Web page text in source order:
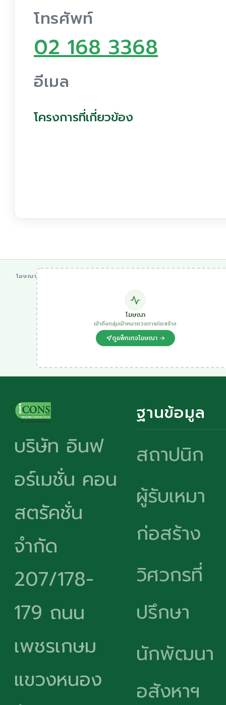
โทรศัพท์
02 168 3368
อีเมล
โครงการที่เกี่ยวข้อง
โฆษณา
โฆษณา
เข้าถึงกลุ่มเป้าหมายวงการก่อสร้าง
ดูแพ็กเกจโฆษณา →
บริษัท อินฟ
อร์เมชั่น คอน
สตรัคชั่น
จำกัด
207/178-
179 ถนน
เพชรเกษม
แขวงหนอง
ฐานข้อมูล
สถาปนิก
ผู้รับเหมา
ก่อสร้าง
วิศวกรที่
ปรึกษา
นักพัฒนา
อสังหาฯ